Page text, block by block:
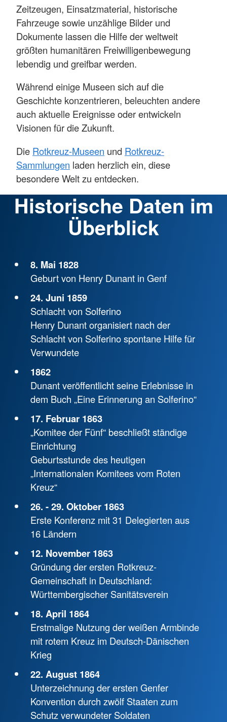
Zeitzeugen, Einsatzmaterial, historische
Fahrzeuge sowie unzählige Bilder und
Dokumente lassen die Hilfe der weltweit
größten humanitären Freiwilligenbewegung
lebendig und greifbar werden.
Während einige Museen sich auf die
Geschichte konzentrieren, beleuchten andere
auch aktuelle Ereignisse oder entwickeln
Visionen für die Zukunft.
Die Rotkreuz-Museen und Rotkreuz-
Sammlungen laden herzlich ein, diese
besondere Welt zu entdecken.
Historische Daten im
Überblick
8. Mai 1828
Geburt von Henry Dunant in Genf
24. Juni 1859
Schlacht von Solferino
Henry Dunant organisiert nach der
Schlacht von Solferino spontane Hilfe für
Verwundete
1862
Dunant veröffentlicht seine Erlebnisse in
dem Buch „Eine Erinnerung an Solferino“
17. Februar 1863
„Komitee der Fünf“ beschließt ständige
Einrichtung
Geburtsstunde des heutigen
„Internationalen Komitees vom Roten
Kreuz“
26. - 29. Oktober 1863
Erste Konferenz mit 31 Delegierten aus
16 Ländern
12. November 1863
Gründung der ersten Rotkreuz-
Gemeinschaft in Deutschland:
Württembergischer Sanitätsverein
18. April 1864
Erstmalige Nutzung der weißen Armbinde
mit rotem Kreuz im Deutsch-Dänischen
Krieg
22. August 1864
Unterzeichnung der ersten Genfer
Konvention durch zwölf Staaten zum
Schutz verwundeter Soldaten